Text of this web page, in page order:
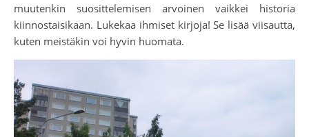
muutenkin suosittelemisen arvoinen vaikkei historia
kiinnostaisikaan. Lukekaa ihmiset kirjoja! Se lisää viisautta,
kuten meistäkin voi hyvin huomata.